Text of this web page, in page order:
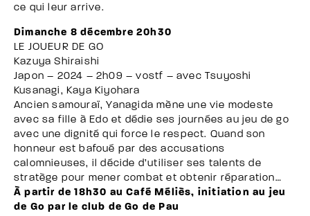
ce qui leur arrive.
Dimanche 8 décembre 20h30
LE JOUEUR DE GO
Kazuya Shiraishi
Japon – 2024 – 2h09 – vostf – avec Tsuyoshi
Kusanagi, Kaya Kiyohara
Ancien samouraï, Yanagida mène une vie modeste
avec sa fille à Edo et dédie ses journées au jeu de go
avec une dignité qui force le respect. Quand son
honneur est bafoué par des accusations
calomnieuses, il décide d’utiliser ses talents de
stratège pour mener combat et obtenir réparation…
À partir de 18h30 au Café Méliès, initiation au jeu
de Go par le club de Go de Pau